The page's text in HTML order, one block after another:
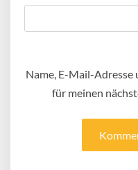
Name, E-Mail-Adresse
für meinen